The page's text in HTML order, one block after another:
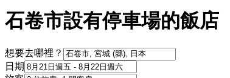
石卷市設有停車場的飯店
想要去哪裡？
日期